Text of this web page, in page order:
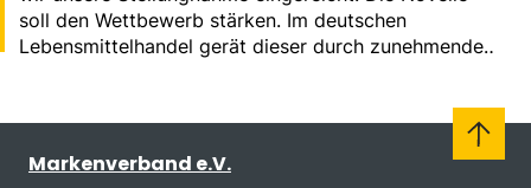
soll den Wettbewerb stärken. Im deutschen
Lebensmittelhandel gerät dieser durch zunehmende
Markenverband e.V.